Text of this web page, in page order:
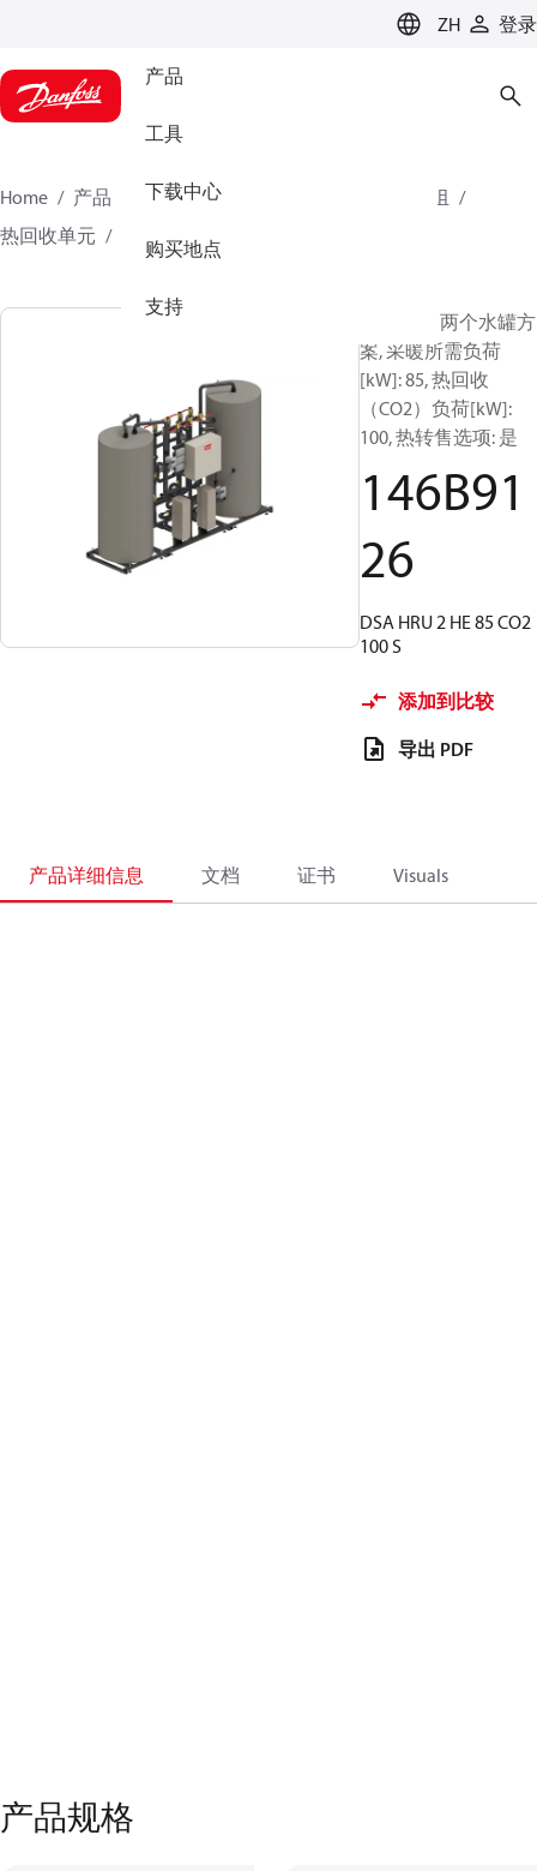
ZH 登录
产品
工具
下载中心
购买地点
支持
Home 产品 气候方案事业部供热业务
换热机组
热回收单元
DSA HRU
DSA HRU, 两个水罐方
案, 采暖所需负荷
[kW]: 85, 热回收
（CO2）负荷[kW]:
100, 热转售选项: 是
146B91
26
DSA HRU 2 HE 85 CO2
100 S
添加到比较
导出 PDF
产品详细信息 文档 证书 Visuals
产品规格